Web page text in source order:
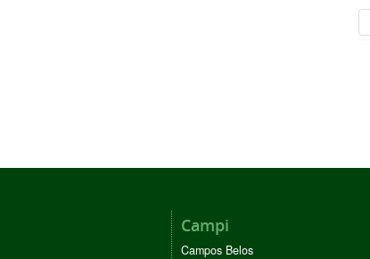
Campi
Campos Belos